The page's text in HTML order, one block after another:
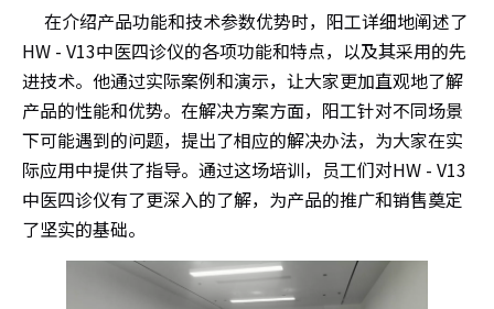
在介绍产品功能和技术参数优势时，阳工详细地阐述了
HW - V13中医四诊仪的各项功能和特点，以及其采用的先
进技术。他通过实际案例和演示，让大家更加直观地了解
产品的性能和优势。在解决方案方面，阳工针对不同场景
下可能遇到的问题，提出了相应的解决办法，为大家在实
际应用中提供了指导。通过这场培训，员工们对HW - V13
中医四诊仪有了更深入的了解，为产品的推广和销售奠定
了坚实的基础。